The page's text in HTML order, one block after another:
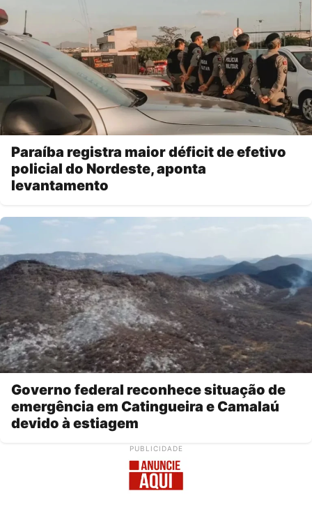
Paraíba registra maior déficit de efetivo
policial do Nordeste, aponta
levantamento
Governo federal reconhece situação de
emergência em Catingueira e Camalaú
devido à estiagem
PUBLICIDADE